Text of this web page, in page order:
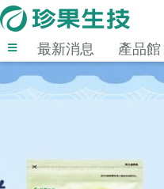
最新消息 產品館
MENU